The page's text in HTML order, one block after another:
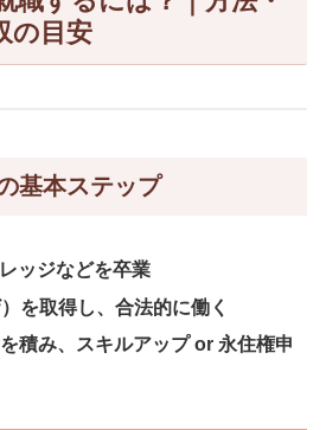
の目安
基本ステップ
ッジなどを卒業
を取得し、合法的に働く
積み、スキルアップ or 永住権申